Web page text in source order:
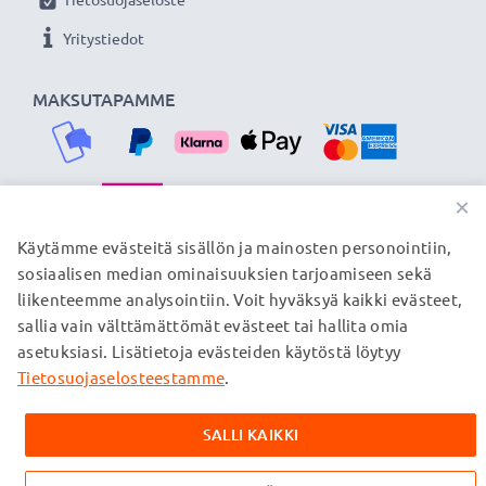
★ 3 vuoden takuu ★
Olemme vuonna 2004 perustettu kansainvälinen
siksi tarjoamme 36 kuukauden takuun!
MAKSUTAPAMME
Yritystiedot
TOIMITUSKUMPPANIMME
© subtel.fi 2026
Kaikki hinnat sisältävät arvonlisäveron, mutta ei
toimituskuluja. Kaikki sivuillamme mainitut tavaramerkit ovat
verkkosivuillamme ainoastaan tuotteitamme koskevan
×
Käytämme evästeitä sisällön ja mainosten personointiin,
sosiaalisen median ominaisuuksien tarjoamiseen sekä
liikenteemme analysointiin. Voit hyväksyä kaikki evästeet,
sallia vain välttämättömät evästeet tai hallita omia
asetuksiasi. Lisätietoja evästeiden käytöstä löytyy
Tietosuojaselosteestamme.
SALLI KAIKKI